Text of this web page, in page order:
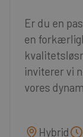
Er du en
en
inviterer vi
vores
Hybrid